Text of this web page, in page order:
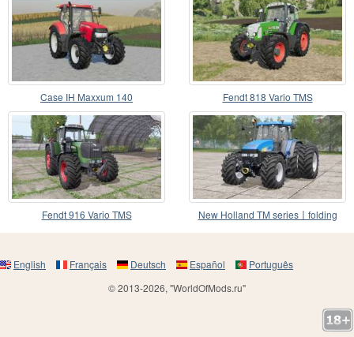
Case IH Maxxum 140 Fendt 818 Vario TMS
Fendt 916 Vario TMS
New Holland TM series〡folding
English Français Deutsch Español
Português
© 2013-2026, "WorldOfMods.ru"